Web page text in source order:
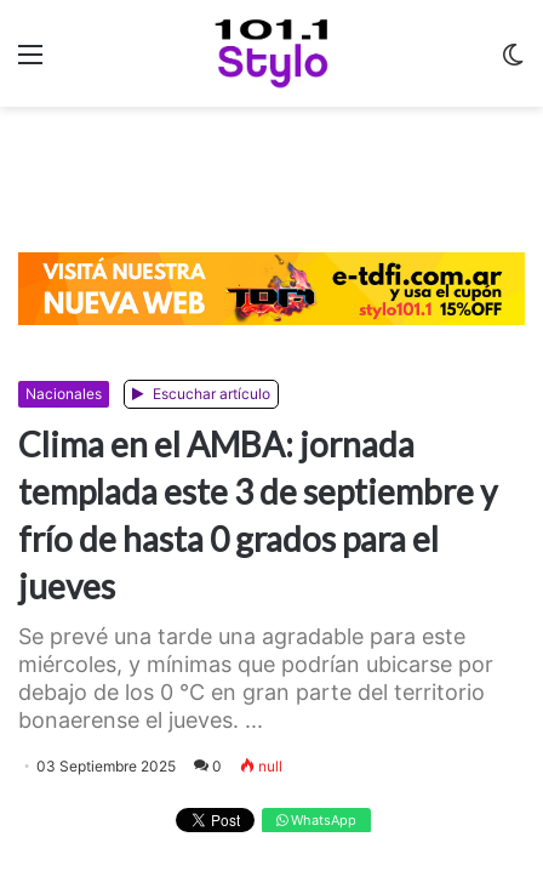
Nacionales Escuchar artículo
Clima en el AMBA: jornada
templada este 3 de septiembre y
frío de hasta 0 grados para el
jueves
Se prevé una tarde una agradable para este
miércoles, y mínimas que podrían ubicarse por
debajo de los 0 °C en gran parte del territorio
bonaerense el jueves. ...
03 Septiembre 2025 0 null
WhatsApp